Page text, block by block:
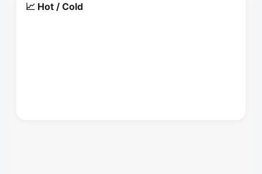
📈 Hot / Cold